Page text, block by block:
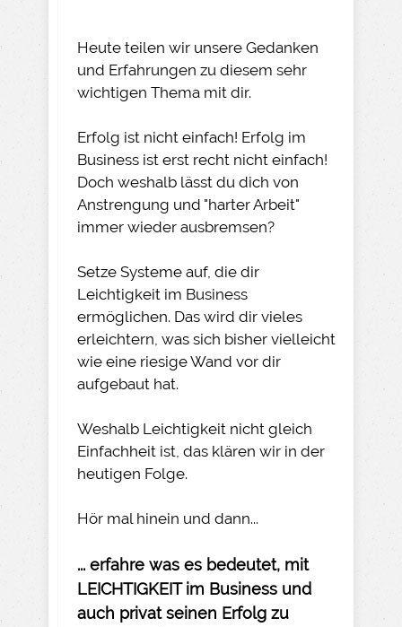
Heute teilen wir unsere Gedanken
und Erfahrungen zu diesem sehr
wichtigen Thema mit dir.
Erfolg ist nicht einfach! Erfolg im
Business ist erst recht nicht einfach!
Doch weshalb lässt du dich von
Anstrengung und "harter Arbeit"
immer wieder ausbremsen?
Setze Systeme auf, die dir
Leichtigkeit im Business
ermöglichen. Das wird dir vieles
erleichtern, was sich bisher vielleicht
wie eine riesige Wand vor dir
aufgebaut hat.
Weshalb Leichtigkeit nicht gleich
Einfachheit ist, das klären wir in der
heutigen Folge.
Hör mal hinein und dann...
... erfahre was es bedeutet, mit
LEICHTIGKEIT im Business und
auch privat seinen Erfolg zu